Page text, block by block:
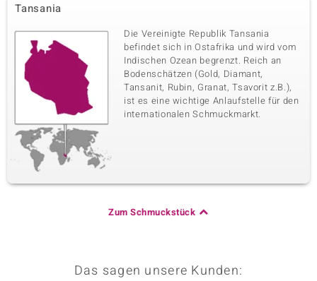
Tansania
Die Vereinigte Republik Tansania
befindet sich in Ostafrika und wird vom
Indischen Ozean begrenzt. Reich an
Bodenschätzen (Gold, Diamant,
Tansanit, Rubin, Granat, Tsavorit z.B.),
ist es eine wichtige Anlaufstelle für den
internationalen Schmuckmarkt.
Zum Schmuckstück
Das sagen unsere Kunden: